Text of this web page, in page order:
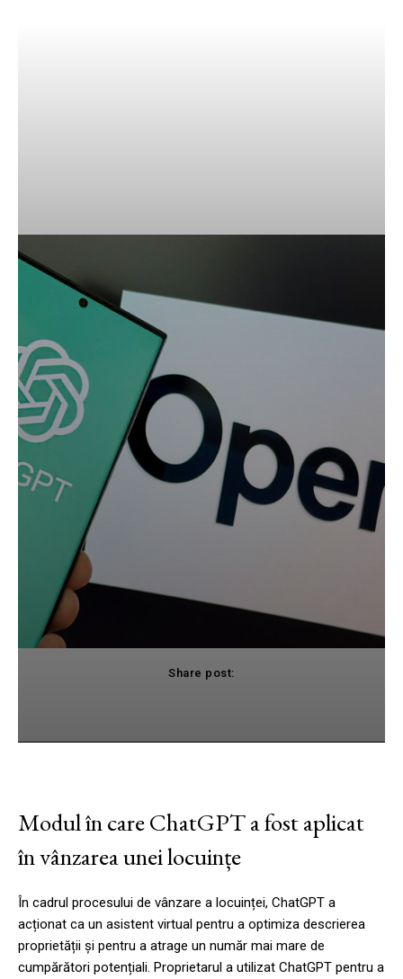
Share post:
Modul în care ChatGPT a fost aplicat
în vânzarea unei locuințe
În cadrul procesului de vânzare a locuinței, ChatGPT a
acționat ca un asistent virtual pentru a optimiza descrierea
proprietății și pentru a atrage un număr mai mare de
cumpărători potențiali. Proprietarul a utilizat ChatGPT pentru a